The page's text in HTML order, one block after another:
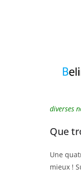
diverses
Que
Une
mieux !